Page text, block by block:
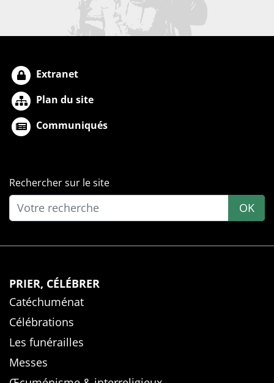
Extranet
Plan du site
Communiqués
Rechercher sur le site
OK
PRIER, CÉLÉBRER
Catéchuménat
Célébrations
Les funérailles
Messes